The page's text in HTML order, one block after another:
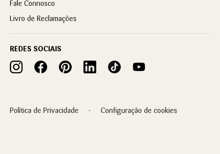
Fale Connosco
Livro de Reclamações
REDES SOCIAIS
Política de Privacidade Configuração de cookies